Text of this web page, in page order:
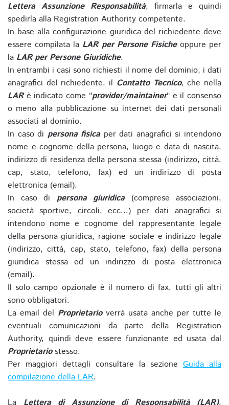
Lettera Assunzione Responsabilità, firmarla e quindi
spedirla alla Registration Authority competente.
In base alla configurazione giuridica del richiedente deve
essere compilata la LAR per Persone Fisicheoppure per
la LAR per Persone Giuridiche.
In entrambi i casi sono richiesti il nome del dominio, i dati
anagrafici del richiedente, il Contatto Tecnico, che nella
LARè indicato come "provider/maintainer" e il consenso
o meno alla pubblicazione su internet dei dati personali
associati al dominio.
In caso di persona fisicaper dati anagrafici si intendono
nome e cognome della persona, luogo e data di nascita,
indirizzo di residenza della persona stessa (indirizzo, città,
cap, stato, telefono, fax) ed un indirizzo di posta
elettronica (email).
In caso di persona giuridica(comprese associazioni,
società sportive, circoli, ecc...) per dati anagrafici si
intendono nome e cognome del rappresentante legale
della persona giuridica, ragione sociale e indirizzo legale
(indirizzo, città, cap, stato, telefono, fax) della persona
giuridica stessa ed un indirizzo di posta elettronica
(email).
Il solo campo opzionale è il numero di fax, tutti gli altri
sono obbligatori.
La email del Proprietarioverrà usata anche per tutte le
eventuali comunicazioni da parte della Registration
Authority, quindi deve essere funzionante ed usata dal
Proprietariostesso.
Per maggiori dettagli consultare la sezione Guida alla
compilazione della LAR.